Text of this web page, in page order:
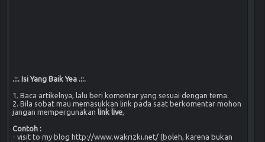
.::. Isi Yang Baik Yea .::.
1. Baca artikelnya, lalu beri komentar yang sesuai dengan tema.
2. Bila sobat mau memasukkan link pada saat berkomentar mohon
jangan mempergunakan link live
Contoh :
- visit to my blog http://www.wakrizki.net/ (boleh, karena bukan